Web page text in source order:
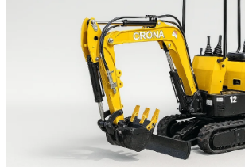
Sternen.